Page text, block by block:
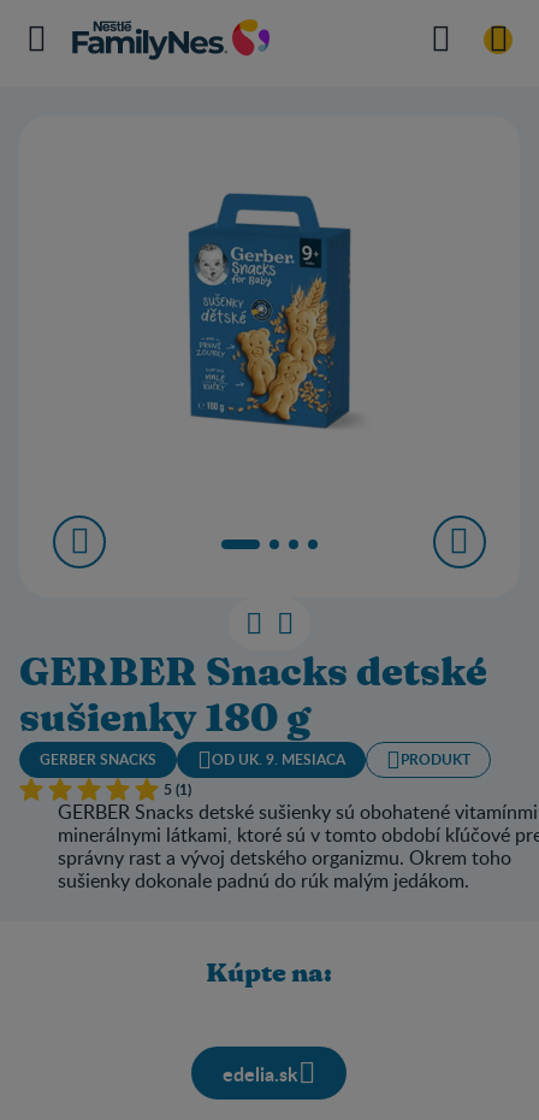
GERBER Snacks detské
sušienky 180 g
GERBER SNACKS OD UK. 9. MESIACA
PRODUKT
5 (1)
GERBER Snacks detské sušienky sú obohatené
minerálnymi látkami, ktoré sú v tomto období kľúčové
správny rast a vývoj detského organizmu. Okrem toho
sušienky dokonale padnú do rúk malým jedákom.
Kúpte na:
edelia.sk